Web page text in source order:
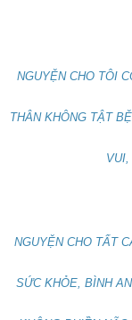
NGUYỆN CHO TÔI
THÂN KHÔNG TẬT
VUI,
NGUYỆN CHO TẤT
SỨC KHỎE, BÌNH